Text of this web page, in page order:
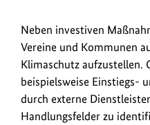
Neben investiven
Vereine und Kommunen
Klimaschutz aufzustellen.
beispielsweise Einstiegs-
durch externe
Handlungsfelder zu